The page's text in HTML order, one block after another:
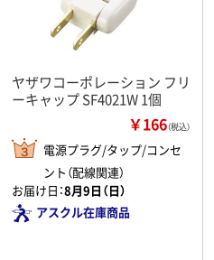
ヤザワコーポレーション フリ
ーキャップ SF4021W 1個
￥166（税込）
電源プラグ/タップ/コンセ
ント（配線関連）
お届け日：8月9日（日）
アスクル在庫商品